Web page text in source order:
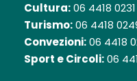
Cultura:06 4418 0231
Turismo:06 4418
Convezioni:06 4418
Sport e Circoli:06